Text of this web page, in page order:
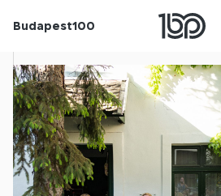
Budapest100